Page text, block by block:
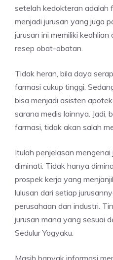
setelah kedokteran adalah
menjadi jurusan yang juga
jurusan ini memiliki
resep obat-obatan.
Tidak heran, bila daya
farmasi cukup tinggi.
bisa menjadi asisten
sarana medis lainnya. Jadi,
farmasi, tidak akan salah
Itulah penjelasan mengenai
diminati. Tidak hanya
prospek kerja yang
lulusan dari setiap
perusahaan dan industri.
jurusan mana yang sesuai
Sedulur Yogyaku.
Masih banyak informasi